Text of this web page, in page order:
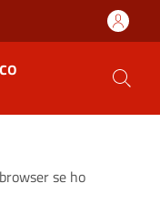
se ho